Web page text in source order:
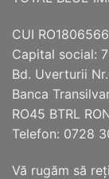
fi
CUI
Capital social:
Bd. Uverturii
Banca
RO45 BTRL
Telefon: 0728
Vă rugăm să